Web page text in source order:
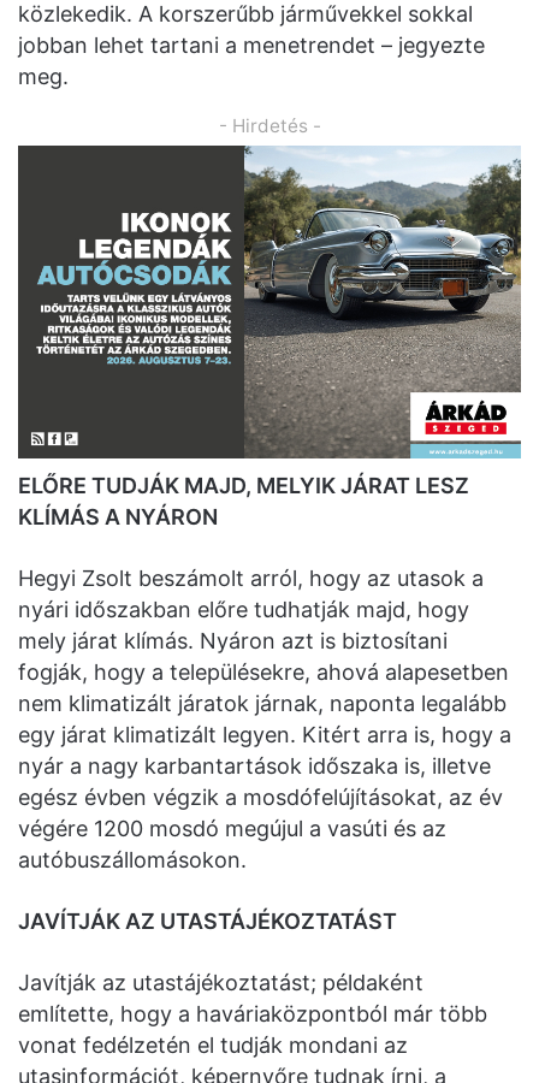
közlekedik. A korszerűbb járművekkel sokkal
jobban lehet tartani a menetrendet – jegyezte
meg.
- Hirdetés -
ELŐRE TUDJÁK MAJD, MELYIK JÁRAT LESZ
KLÍMÁS A NYÁRON
Hegyi Zsolt beszámolt arról, hogy az utasok a
nyári időszakban előre tudhatják majd, hogy
mely járat klímás. Nyáron azt is biztosítani
fogják, hogy a településekre, ahová alapesetben
nem klimatizált járatok járnak, naponta legalább
egy járat klimatizált legyen. Kitért arra is, hogy a
nyár a nagy karbantartások időszaka is, illetve
egész évben végzik a mosdófelújításokat, az év
végére 1200 mosdó megújul a vasúti és az
autóbuszállomásokon.
JAVÍTJÁK AZ UTASTÁJÉKOZTATÁST
Javítják az utastájékoztatást; példaként
említette, hogy a haváriaközpontból már több
vonat fedélzetén el tudják mondani az
utasinformációt, képernyőre tudnak írni, a